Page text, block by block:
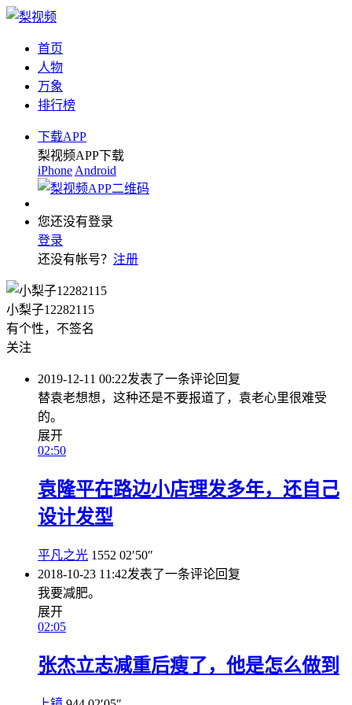
首页
人物
万象
排行榜
下载APP
梨视频APP下载
iPhone Android
您还没有登录
登录
还没有帐号？ 注册
小梨子12282115
有个性，不签名
关注
2019-12-11 00:22发表了一条评论回复
替袁老想想，这种还是不要报道了，袁老心里很难受
的。
展开
02:50
袁隆平在路边小店理发多年，还自己
设计发型
平凡之光 1552 02′50″
2018-10-23 11:42发表了一条评论回复
我要减肥。
展开
02:05
张杰立志减重后瘦了，他是怎么做到